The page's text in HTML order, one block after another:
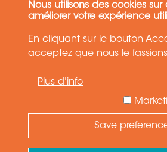
Nous utilisons des cookies
améliorer votre expérience
En cliquant sur le bouton
acceptez que nous le
Plus d'info
Save
Politique de protection des
Conditions générales de
récent de la technique. Les détails et
Need Help ?
Ask your question